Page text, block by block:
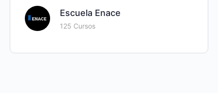
Escuela Enace
125 Cursos